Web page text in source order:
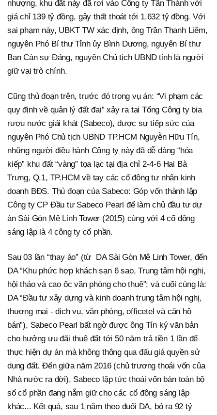
nhượng, khu đất này đã rơi vào Công ty Tân Thành với
giá chỉ 139 tỷ đồng, gây thất thoát tới 1.632 tỷ đồng. Với
sai phạm này, UBKT TW xác định, ông Trần Thanh Liêm,
nguyên Phó Bí thư Tỉnh ủy Bình Dương, nguyên Bí thư
Ban Cán sự Đảng, nguyên Chủ tịch UBND tỉnh là người
giữ vai trò chính.
Cũng thủ đoạn trên, trước đó trong vụ án: “Vi phạm các
quy định về quản lý đất đai” xảy ra tại Tổng Công ty bia
rượu nước giải khát (Sabeco), được sự tiếp sức của
nguyên Phó Chủ tịch UBND TP.HCM Nguyễn Hữu Tín,
những người điều hành Công ty này đã dễ dàng “hóa
kiếp” khu đất “vàng” tọa lạc tại địa chỉ 2-4-6 Hai Bà
Trưng, Q.1, TP.HCM về tay các cổ đông tư nhân kinh
doanh BĐS. Thủ đoạn của Sabeco: Góp vốn thành lập
Công ty CP Đầu tư Sabeco Pearl để làm chủ đầu tư dự
án Sài Gòn Mê Linh Tower (2015) cùng với 4 cổ đông
sáng lập là 4 công ty cổ phần.
Sau 03 lần “thay áo” (từ DA Sài Gòn Mê Linh Tower, đến
DA “Khu phức hợp khách sạn 6 sao, Trung tâm hội nghị,
hội thảo và cao ốc văn phòng cho thuê”; và cuối cùng là:
DA “Đầu tư xây dựng và kinh doanh trung tâm hội nghị,
thương mại - dịch vụ, văn phòng, officetel và căn hộ
bán”), Sabeco Pearl bất ngờ được ông Tín ký văn bản
cho hưởng ưu đãi thuê đất tới 50 năm trả tiền 1 lần để
thực hiện dự án mà không thông qua đấu giá quyền sử
dụng đất. Đến giữa năm 2016 (chủ trương thoái vốn của
Nhà nước ra đời), Sabeco lập tức thoái vốn bán toàn bộ
số cổ phần đang nắm giữ cho các cổ đông sáng lập
khác... Kết quả, sau 1 năm theo đuổi DA, bỏ ra 92 tỷ